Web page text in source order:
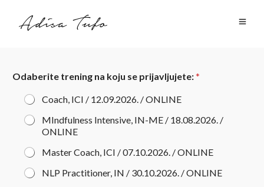
Odaberite trening na koju se prijavljujete:*
Coach, ICI / 12.09.2026. / ONLINE
MIndfulness Intensive, IN-ME / 18.08.2026. /
ONLINE
Master Coach, ICI / 07.10.2026. / ONLINE
NLP Practitioner, IN / 30.10.2026. / ONLINE